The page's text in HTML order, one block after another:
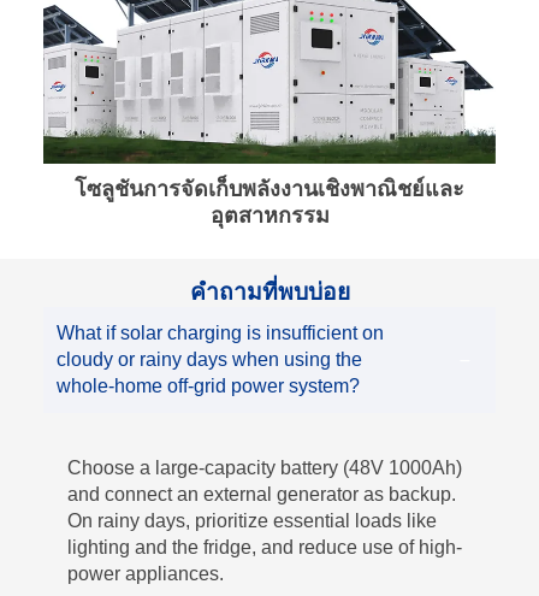
โซลูชันการจัดเก็บพลังงานเชิงพาณิชย์และ
อุตสาหกรรม
คำถามที่พบบ่อย
What if solar charging is insufficient on
cloudy or rainy days when using the
whole-home off-grid power system?
Choose a large-capacity battery (48V 1000Ah)
and connect an external generator as backup.
On rainy days, prioritize essential loads like
lighting and the fridge, and reduce use of high-
power appliances.